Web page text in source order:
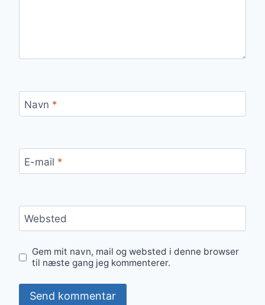
Navn *
E-mail *
Websted
Gem mit navn, mail og websted i denne browser
til næste gang jeg kommenterer.